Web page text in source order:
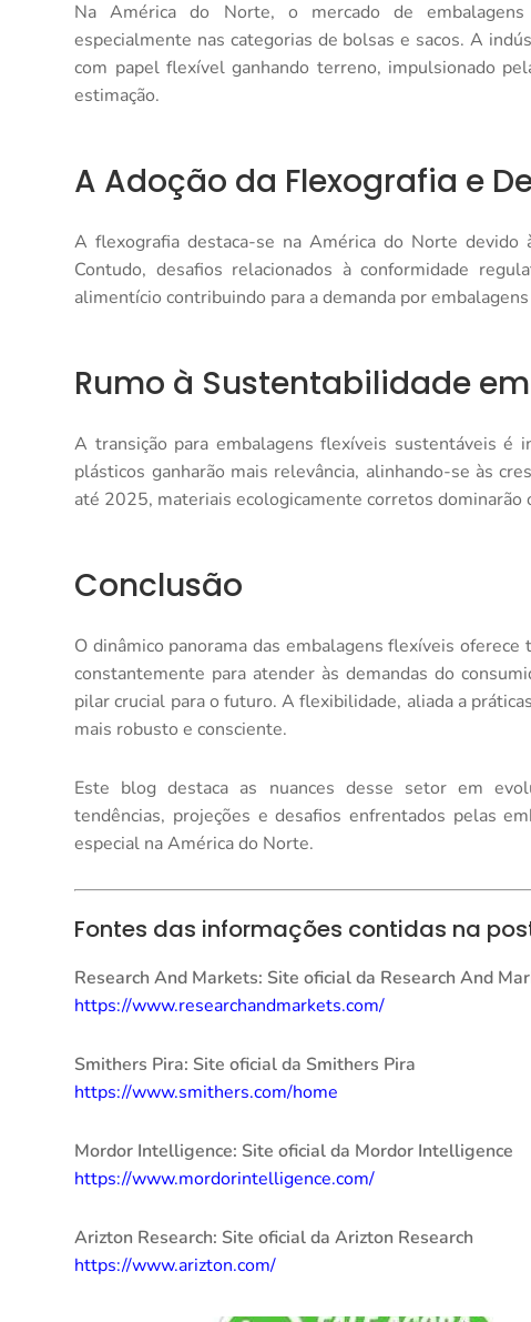
Na América do Norte, o mercado de
especialmente nas categorias de bolsas e sacos. A
com papel flexível ganhando terreno, impulsionado
estimação.
A Adoção da Flexografia e
A flexografia destaca-se na América do Norte devido
Contudo, desafios relacionados à conformidade
alimentício contribuindo para a demanda por
Rumo à Sustentabilidade
A transição para embalagens flexíveis sustentáveis é
plásticos ganharão mais relevância, alinhando-se às
até 2025, materiais ecologicamente corretos dominarão
Conclusão
O dinâmico panorama das embalagens flexíveis
constantemente para atender às demandas do
pilar crucial para o futuro. A flexibilidade, aliada a
mais robusto e consciente.
Este blog destaca as nuances desse setor em
tendências, projeções e desafios enfrentados pelas
especial na América do Norte.
Fontes das informações contidas na
Research And Markets: Site oficial da Research And
https://www.researchandmarkets.com/
Smithers Pira: Site oficial da Smithers Pira
https://www.smithers.com/home
Mordor Intelligence: Site oficial da Mordor Intelligence
https://www.mordorintelligence.com/
Arizton Research: Site oficial da Arizton Research
https://www.arizton.com/